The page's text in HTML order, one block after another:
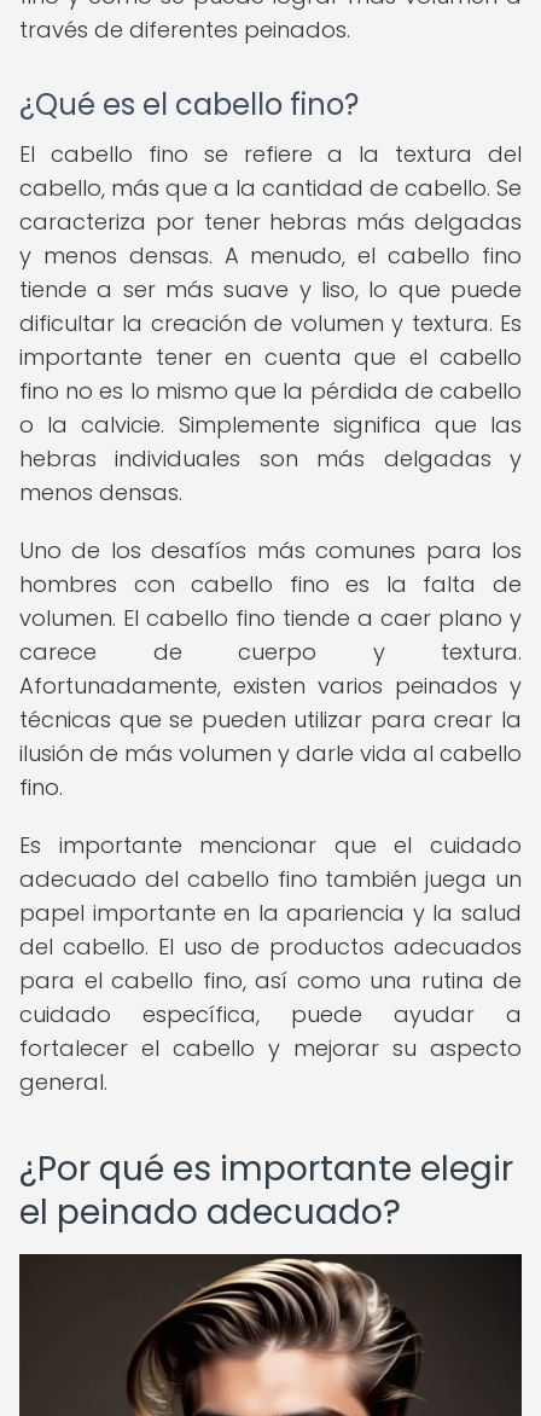
través de diferentes peinados.
¿Qué es el cabello fino?
El cabello fino se refiere a la textura del
cabello, más que a la cantidad de cabello. Se
caracteriza por tener hebras más delgadas
y menos densas. A menudo, el cabello fino
tiende a ser más suave y liso, lo que puede
dificultar la creación de volumen y textura. Es
importante tener en cuenta que el cabello
fino no es lo mismo que la pérdida de cabello
o la calvicie. Simplemente significa que las
hebras individuales son más delgadas y
menos densas.
Uno de los desafíos más comunes para los
hombres con cabello fino es la falta de
volumen. El cabello fino tiende a caer plano y
carece de cuerpo y textura.
Afortunadamente, existen varios peinados y
técnicas que se pueden utilizar para crear la
ilusión de más volumen y darle vida al cabello
fino.
Es importante mencionar que el cuidado
adecuado del cabello fino también juega un
papel importante en la apariencia y la salud
del cabello. El uso de productos adecuados
para el cabello fino, así como una rutina de
cuidado específica, puede ayudar a
fortalecer el cabello y mejorar su aspecto
general.
¿Por qué es importante elegir
el peinado adecuado?